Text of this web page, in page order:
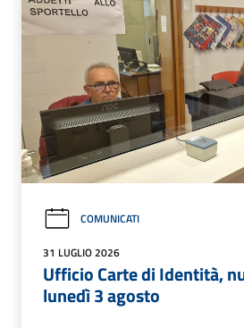
COMUNICATI
31 LUGLIO 2026
Ufficio Carte di Identità,
lunedì 3 agosto